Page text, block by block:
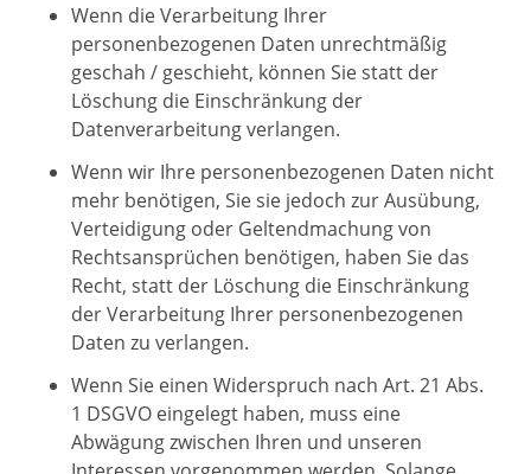
Wenn die Verarbeitung Ihrer
personenbezogenen Daten unrechtmäßig
geschah / geschieht, können Sie statt der
Löschung die Einschränkung der
Datenverarbeitung verlangen.
Wenn wir Ihre personenbezogenen Daten nicht
mehr benötigen, Sie sie jedoch zur Ausübung,
Verteidigung oder Geltendmachung von
Rechtsansprüchen benötigen, haben Sie das
Recht, statt der Löschung die Einschränkung
der Verarbeitung Ihrer personenbezogenen
Daten zu verlangen.
Wenn Sie einen Widerspruch nach Art. 21 Abs.
1 DSGVO eingelegt haben, muss eine
Abwägung zwischen Ihren und unseren